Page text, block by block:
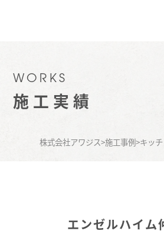
WORKS
施工実績
株式会社アワジス>施工事例>キッ
エンゼルハイム